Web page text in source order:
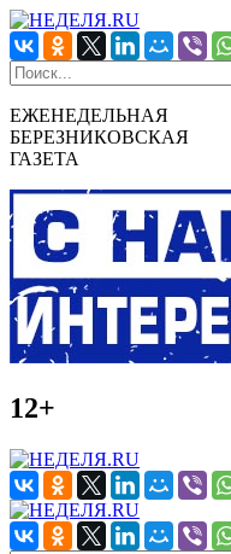
ЕЖЕНЕДЕЛЬНАЯ
БЕРЕЗНИКОВСКАЯ
ГАЗЕТА
12+